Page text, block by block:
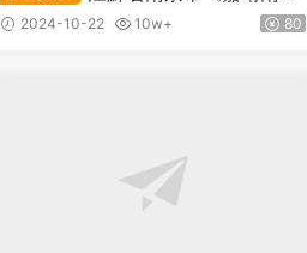
志》六十四卷 明聞人铨修 陳沂纂P
2024-10-22 10w+ 80